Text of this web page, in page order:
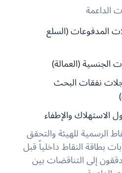
المدفوعات (السلع
الجنسية (العمالة)
نفقات البحث
والإطفاء
النقاط الرسمية للهيئة والتحقق
النقاط داخلياً قبل
إلى التناقضات بين